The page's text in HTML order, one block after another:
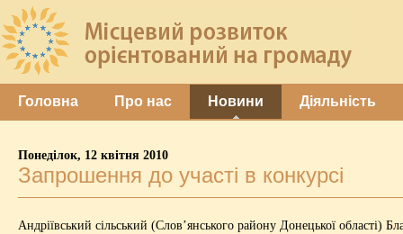
Головна Про нас Новини Діяльність
Понеділок, 12 квітня 2010
Запрошення до участі в конкурсі
Андріївський сільський (Слов’янського району Донецької